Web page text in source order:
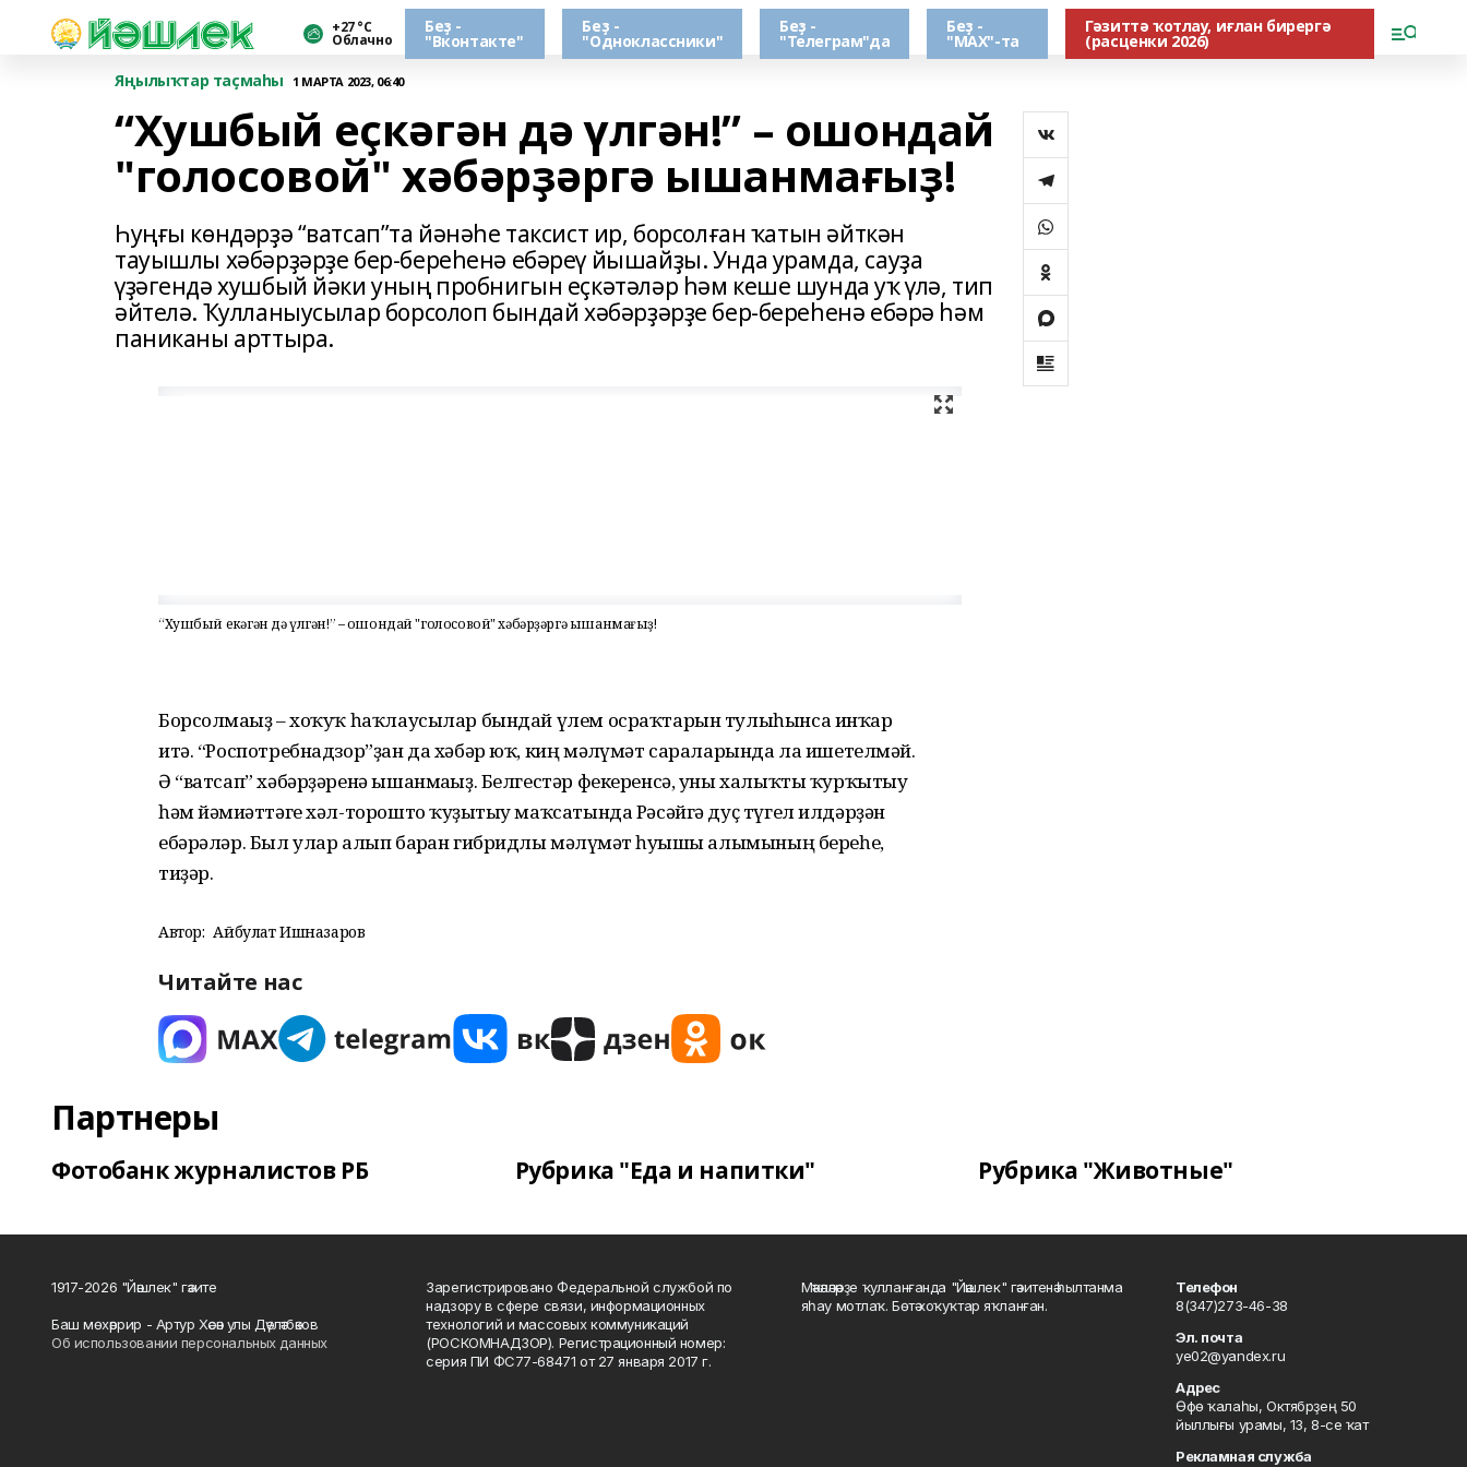
+27 °С
Облачно
Беҙ -
"Вконтакте"
Беҙ -
"Одноклассники"
Беҙ -
"Телеграм"да
Беҙ -
"МАХ"-та
Гәзиттә ҡотлау, иғлан бирергә
(расценки 2026)
Яңылыҡтар таҫмаһы
1 МАРТА 2023, 06:40
“Хушбый еҫкәгән дә үлгән!” – ошондай
"голосовой" хәбәрҙәргә ышанмағыҙ!
Һуңғы көндәрҙә “ватсап”та йәнәһе таксист ир, борсолған ҡатын әйткән
тауышлы хәбәрҙәрҙе бер-береһенә ебәреү йышайҙы. Унда урамда, сауҙа
үҙәгендә хушбый йәки уның пробнигын еҫкәтәләр һәм кеше шунда уҡ үлә, тип
әйтелә. Ҡулланыусылар борсолоп бындай хәбәрҙәрҙе бер-береһенә ебәрә һәм
паниканы арттыра.
“Хушбый еҫкәгән дә үлгән!” – ошондай "голосовой" хәбәрҙәргә ышанмағыҙ!
Борсолмағыҙ – хоҡуҡ һаҡлаусылар бындай үлем осраҡтарын тулыһынса инҡар
итә. “Роспотребнадзор”ҙан да хәбәр юҡ, киң мәғлүмәт сараларында ла ишетелмәй.
Ә “ватсап” хәбәрҙәренә ышанмағыҙ. Белгестәр фекеренсә, уны халыҡты ҡурҡытыу
һәм йәмғиәттәге хәл-торошто ҡуҙғытыу маҡсатында Рәсәйгә дуҫ түгел илдәрҙән
ебәрәләр. Был улар алып барған гибридлы мәғлүмәт һуғышы алымының береһе,
тиҙәр.
Автор: Айбулат Ишназаров
Читайте нас
Партнеры
Фотобанк журналистов РБ Рубрика "Еда и напитки" Рубрика "Животные"
1917-2026 "Йәшлек" гәзите
Баш мөхәррир - Артур Хәсән улы Дәүләтбәков
Об использовании персональных данных
Зарегистрировано Федеральной службой по
надзору в сфере связи, информационных
технологий и массовых коммуникаций
(РОСКОМНАДЗОР). Регистрационный номер:
серия ПИ ФС77-68471 от 27 января 2017 г.
Мәҡәләләрҙе ҡулланғанда "Йәшлек" гәзитенә һылтанма
яһау мотлаҡ. Бөтә хоҡуҡтар яҡланған.
Телефон
8(347)273-46-38
Эл. почта
ye02@yandex.ru
Адрес
Өфө ҡалаһы, Октябрҙең 50
йыллығы урамы, 13, 8-се ҡат
Рекламная служба